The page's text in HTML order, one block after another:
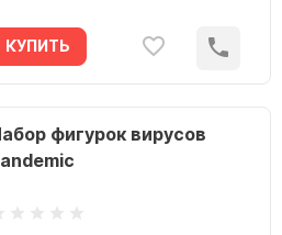
КУПИТЬ
фигурок вирусов